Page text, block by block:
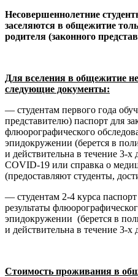
Несовершеннолетние
заселяются в общежитие
родителя (законного
Для вселения в общежитие
следующие документы:
— студентам первого года
представителю) паспорт для
флюорографического
эпидокружении (берется в
и действительна в течение 3-
COVID-19 или справка о
(предоставляют студенты,
— студентам 2-4 курса
результаты
эпидокружении (берется в
и действительна в течение 3-х
Стоимость проживания в